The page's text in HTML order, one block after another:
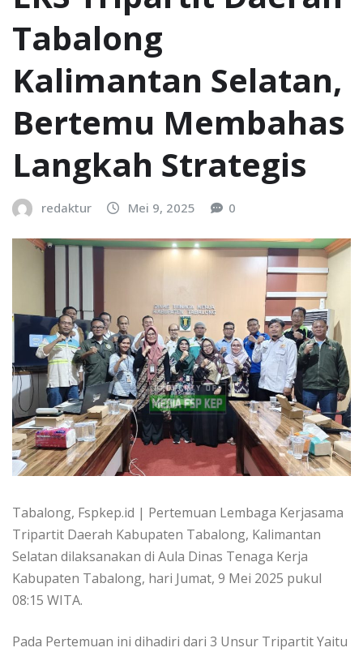
Tabalong
Kalimantan Selatan,
Bertemu Membahas
Langkah Strategis
redaktur Mei 9, 2025 0
Tabalong, Fspkep.id | Pertemuan Lembaga Kerjasama
Tripartit Daerah Kabupaten Tabalong, Kalimantan
Selatan dilaksanakan di Aula Dinas Tenaga Kerja
Kabupaten Tabalong, hari Jumat, 9 Mei 2025 pukul
08:15 WITA.
Pada Pertemuan ini dihadiri dari 3 Unsur Tripartit Yaitu